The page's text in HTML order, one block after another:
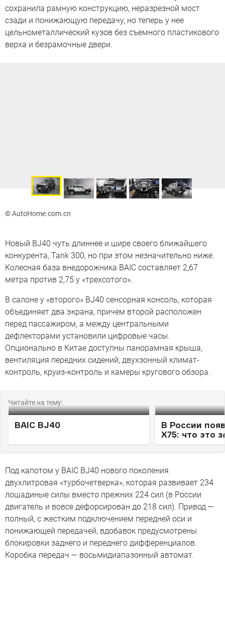
сохранила рамную конструкцию, неразрезной мост
сзади и понижающую передачу, но теперь у нее
цельнометаллический кузов без съемного пластикового
верха и безрамочные двери.
© AutoHome.com.cn
Новый BJ40 чуть длиннее и шире своего ближайшего
конкурента, Tank 300, но при этом незначительно ниже.
Колесная база внедорожника BAIC составляет 2,67
метра против 2,75 у «трехсотого».
В салоне у «второго» BJ40 сенсорная консоль, которая
объединяет два экрана, причем второй расположен
перед пассажиром, а между центральными
дефлекторами установили цифровые часы.
Опционально в Китае доступны панорамная крыша,
вентиляция передних сидений, двухзонный климат-
контроль, круиз-контроль и камеры кругового обзора.
Читайте на тему:
BAIC BJ40
В России
X75: что это
Под капотом у BAIC BJ40 нового поколения
двухлитровая «турбочетверка», которая развивает 234
лошадиные силы вместо прежних 224 сил (в России
двигатель и вовсе дефорсирован до 218 сил). Привод —
полный, с жестким подключением передней оси и
понижающей передачей, вдобавок предусмотрены
блокировки заднего и переднего дифференциалов.
Коробка передач — восьмидиапазонный автомат.